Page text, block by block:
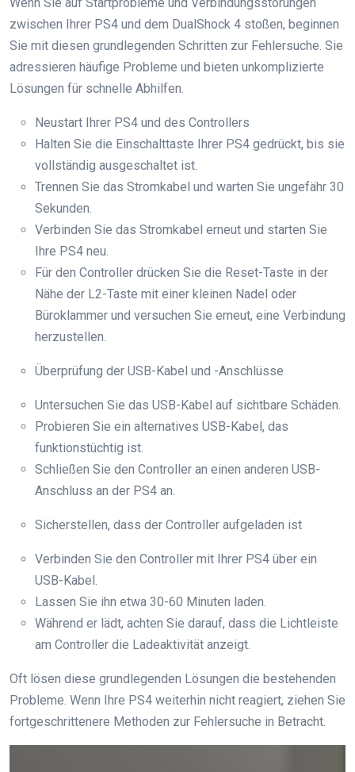
zwischen Ihrer PS4 und dem DualShock 4 stoßen, beginnen
Sie mit diesen grundlegenden Schritten zur Fehlersuche. Sie
adressieren häufige Probleme und bieten unkomplizierte
Lösungen für schnelle Abhilfen.
Neustart Ihrer PS4 und des Controllers
Halten Sie die Einschalttaste Ihrer PS4 gedrückt, bis sie
vollständig ausgeschaltet ist.
Trennen Sie das Stromkabel und warten Sie ungefähr 30
Sekunden.
Verbinden Sie das Stromkabel erneut und starten Sie
Ihre PS4 neu.
Für den Controller drücken Sie die Reset-Taste in der
Nähe der L2-Taste mit einer kleinen Nadel oder
Büroklammer und versuchen Sie erneut, eine Verbindung
herzustellen.
Überprüfung der USB-Kabel und -Anschlüsse
Untersuchen Sie das USB-Kabel auf sichtbare Schäden.
Probieren Sie ein alternatives USB-Kabel, das
funktionstüchtig ist.
Schließen Sie den Controller an einen anderen USB-
Anschluss an der PS4 an.
Sicherstellen, dass der Controller aufgeladen ist
Verbinden Sie den Controller mit Ihrer PS4 über ein
USB-Kabel.
Lassen Sie ihn etwa 30-60 Minuten laden.
Während er lädt, achten Sie darauf, dass die Lichtleiste
am Controller die Ladeaktivität anzeigt.
Oft lösen diese grundlegenden Lösungen die bestehenden
Probleme. Wenn Ihre PS4 weiterhin nicht reagiert, ziehen Sie
fortgeschrittenere Methoden zur Fehlersuche in Betracht.